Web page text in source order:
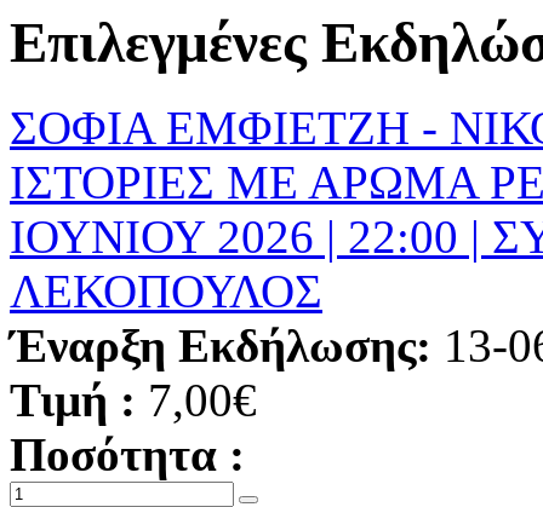
Επιλεγμένες
ΣΟΦΙΑ ΕΜΦΙΕΤΖΗ -
ΙΣΤΟΡΙΕΣ ΜΕ ΑΡΩΜΑ
ΙΟΥΝΙΟΥ 2026 | 22:00 |
ΛΕΚΟΠΟΥΛΟΣ
Έναρξη Εκδήλωσης: 13-
Τιμή : 7,00€
Ποσότητα :